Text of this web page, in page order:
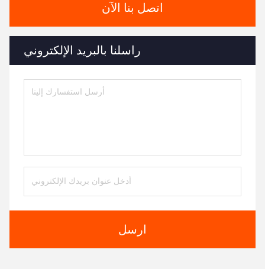
اتصل بنا الآن
راسلنا بالبريد الإلكتروني
ارسل